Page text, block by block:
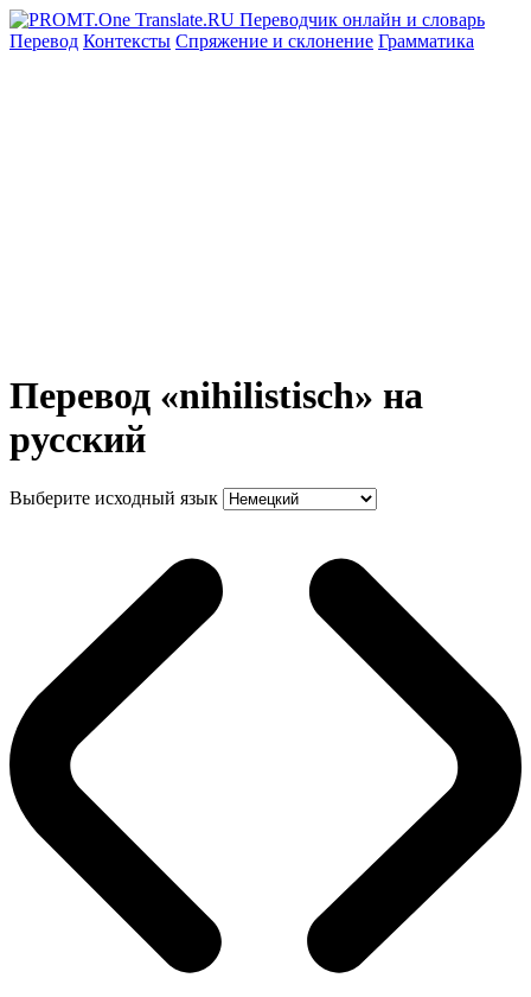
Перевод Контексты Спряжение и склонение Грамматика
Перевод «nihilistisch» на
русский
Выберите исходный язык